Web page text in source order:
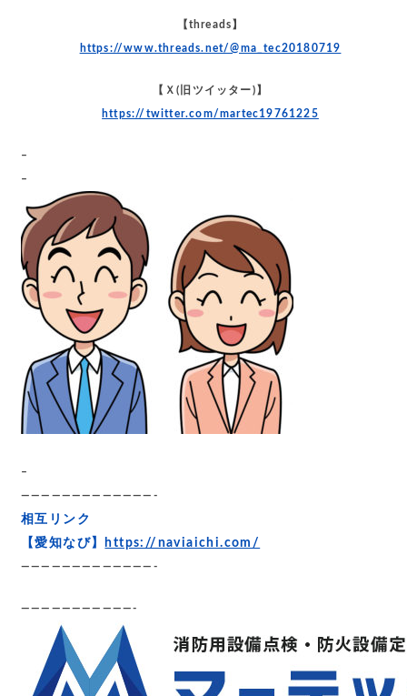
【threads】
https://www.threads.net/@ma_tec20180719
【Ｘ(旧ツイッター)】
https://twitter.com/martec19761225
–
–
–
—————————————-
相互リンク
【愛知なび】
https://naviaichi.com/
—————————————-
———————————-